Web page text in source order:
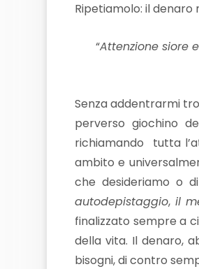
Ripetiamolo: il denaro
“Attenzione siore
Senza addentrarmi
perverso giochino
richiamando tutta
ambito e
che desideriamo o
autodepistaggio, il
finalizzato sempre a
della vita. Il denaro,
bisogni, di contro